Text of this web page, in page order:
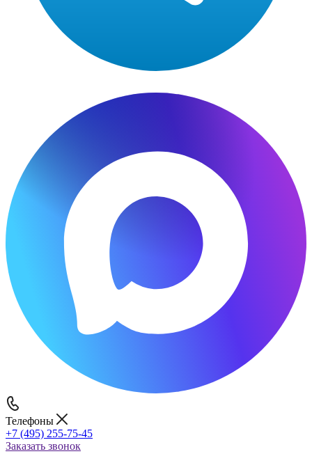
Телефоны
+7 (495) 255-75-45
Заказать звонок